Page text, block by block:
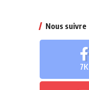
Nous suivre
7K